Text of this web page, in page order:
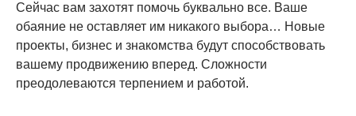
Сейчас вам захотят помочь буквально все. Ваше
обаяние не оставляет им никакого выбора… Новые
проекты, бизнес и знакомства будут способствовать
вашему продвижению вперед. Сложности
преодолеваются терпением и работой.